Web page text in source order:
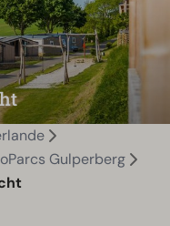
Gulperberg